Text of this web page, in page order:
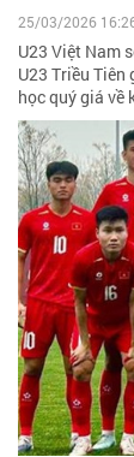
25/03/2026
U23 Việt Nam
U23 Triều
học quý giá về